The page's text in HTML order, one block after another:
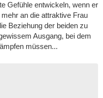
Gefühle entwickeln, wenn er
an die attraktive Frau
Beziehung der beiden zu
Ausgang, bei dem
müssen...